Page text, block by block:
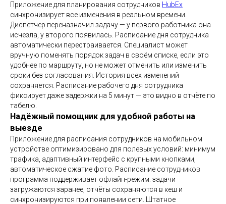
Приложение для планирования сотрудников HubEx
синхронизирует все изменения в реальном времени.
Диспетчер переназначил задачу — у первого работника она
исчезла, у второго появилась. Расписание дня сотрудника
автоматически перестраивается. Специалист может
вручную поменять порядок задач в своём списке, если это
удобнее по маршруту, но не может отменить или изменить
сроки без согласования. История всех изменений
сохраняется. Расписание рабочего дня сотрудника
фиксирует даже задержки на 5 минут — это видно в отчёте по
табелю.
Надёжный помощник для удобной работы на
выезде
Приложение для расписания сотрудников на мобильном
устройстве оптимизировано для полевых условий: минимум
трафика, адаптивный интерфейс с крупными кнопками,
автоматическое сжатие фото. Расписание сотрудников
программа поддерживает офлайн-режим: задачи
загружаются заранее, отчёты сохраняются в кеш и
синхронизируются при появлении сети. Штатное